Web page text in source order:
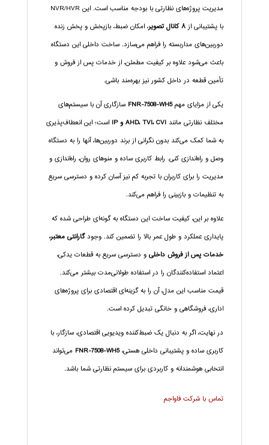
مدیریت پروژه‌های نظارتی با بودجه مناسب است. این NVR/HVR
با پشتیبانی از۸ کانال تصویر
، امکان ضبط، بازپخش و پخش زنده
دوربین‌های مداربسته را فراهم می‌سازد. ساخت داخلی این دستگاه
باعث می‌شود علاوه بر کیفیت مطمئن، از خدمات پس از فروش و
تأمین قطعه در داخل کشور نیز بهره‌مند باشی.
یکی از مزایای مهمFNR-7508-WH5 سازگاری آن با سیستم‌های
مختلف نظارتی مانند AHD، TVI، CVI و IP
است؛ این انعطاف‌پذیری
به شما کمک می‌کند بدون نگرانی از برند دوربین‌ها، آنها را به دستگاه
وصل و راه‌اندازی کنی. رابط کاربری ساده و منوهای روان، راه‌اندازی و
مدیریت را برای کاربران با تجربه کم نیز آسان کرده و دسترسی سریع
به تنظیمات و بازبینی را فراهم می‌کند.
علاوه بر این، کیفیت ساخت این دستگاه به گونه‌ای طراحی شده که
پایداری عملکرد و طول عمر بالا را تضمین کند. وجودگارانتی معتبر،
خدمات پس از فروش داخلیو دسترسی سریع به قطعات یدکی،
اعتماد استفاده‌کنندگان را در استفاده طولانی‌مدت بیشتر می‌کند.
قیمت مناسب این مدل، آن را به گزینه‌ای اقتصادی برای پروژه‌های
اداری، فروشگاهی و خانگی تبدیل کرده است.
در نهایت، اگر به دنبال یک ضبط‌کننده ویدیویی اقتصادی، سازگار، با
کاربری ساده و پشتیبانی داخلی هستی،FNR-7508-WH5 می‌تواند
انتخابی هوشمندانه و کاربردی برای سیستم نظارتی شما باشد.
تماس با شرکت فاواجم